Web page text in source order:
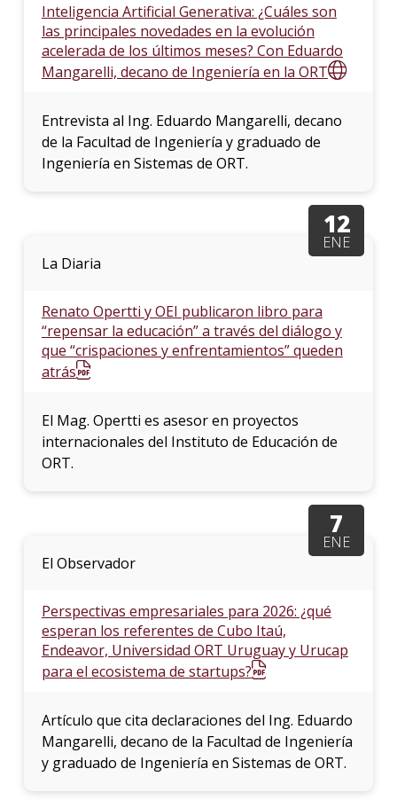
Inteligencia Artificial Generativa: ¿Cuáles son
las principales novedades en la evolución
acelerada de los últimos meses? Con Eduardo
Mangarelli, decano de Ingeniería en la ORT
Entrevista al Ing. Eduardo Mangarelli, decano
de la Facultad de Ingeniería y graduado de
Ingeniería en Sistemas de ORT.
12
ENE
La Diaria
Renato Opertti y OEI publicaron libro para
“repensar la educación” a través del diálogo y
que “crispaciones y enfrentamientos” queden
atrás
El Mag. Opertti es asesor en proyectos
internacionales del Instituto de Educación de
ORT.
7
ENE
El Observador
Perspectivas empresariales para 2026: ¿qué
esperan los referentes de Cubo Itaú,
Endeavor, Universidad ORT Uruguay y Urucap
para el ecosistema de startups?
Artículo que cita declaraciones del Ing. Eduardo
Mangarelli, decano de la Facultad de Ingeniería
y graduado de Ingeniería en Sistemas de ORT.